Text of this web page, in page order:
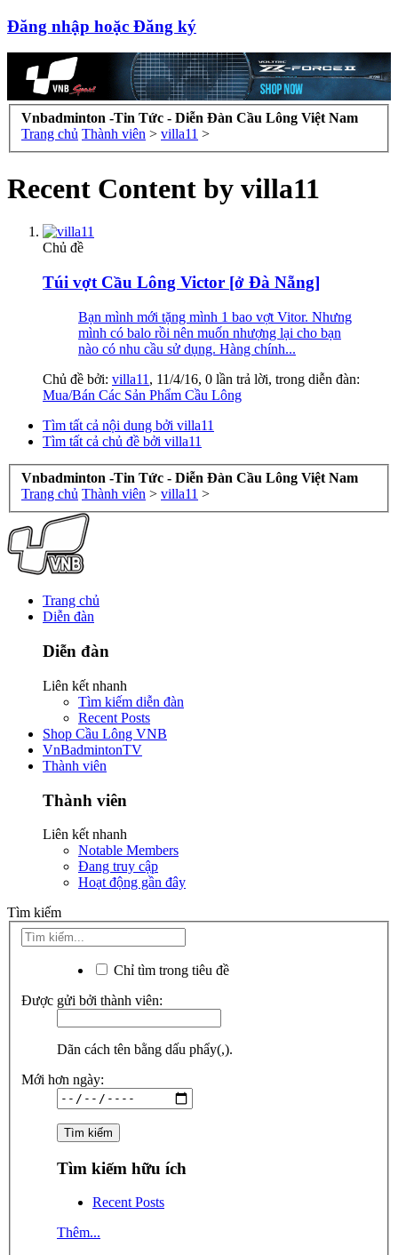
Đăng nhập hoặc Đăng ký
Vnbadminton -Tin Tức - Diễn Đàn Cầu Lông Việt Nam
Trang chủ Thành viên > villa11 >
Recent Content by villa11
Chủ đề
Túi vợt Cầu Lông Victor [ở Đà Nẵng]
Bạn mình mới tặng mình 1 bao vợt Vitor. Nhưng
mình có balo rồi nên muốn nhượng lại cho bạn
nào có nhu cầu sử dụng. Hàng chính...
Chủ đề bởi: villa11 , 11/4/16, 0 lần trả lời, trong diễn đàn:
Mua/Bán Các Sản Phẩm Cầu Lông
Tìm tất cả nội dung bởi villa11
Tìm tất cả chủ đề bởi villa11
Vnbadminton -Tin Tức - Diễn Đàn Cầu Lông Việt Nam
Trang chủ Thành viên > villa11 >
Trang chủ
Diễn đàn
Diễn đàn
Liên kết nhanh
Tìm kiếm diễn đàn
Recent Posts
Shop Cầu Lông VNB
VnBadmintonTV
Thành viên
Thành viên
Liên kết nhanh
Notable Members
Đang truy cập
Hoạt động gần đây
Tìm kiếm
Chỉ tìm trong tiêu đề
Được gửi bởi thành viên:
Dãn cách tên bằng dấu phẩy(,).
Mới hơn ngày:
Tìm kiếm hữu ích
Recent Posts
Thêm...